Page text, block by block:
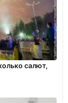
салют,